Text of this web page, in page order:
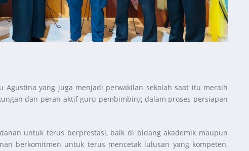
Agustina yang juga menjadi perwakilan sekolah saat itu meraih
dan peran aktif guru pembimbing dalam proses persiapan
untuk terus berprestasi, baik di bidang akademik maupun
berkomitmen untuk terus mencetak lulusan yang kompeten,